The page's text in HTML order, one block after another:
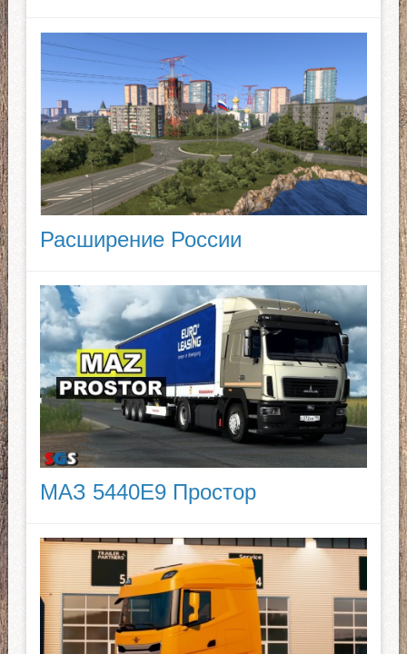
Расширение России
МАЗ 5440E9 Простор